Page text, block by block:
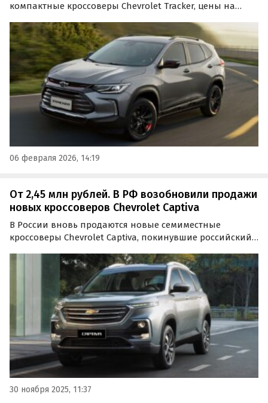
компактные кроссоверы Chevrolet Tracker, цены на
компания из Владивостока предлагает доставить такой
паркетник всего за 1 650 000 рублей, сообщают…
06 февраля 2026, 14:19
От 2,45 млн рублей. В РФ возобновили продажи
новых кроссоверов Chevrolet Captiva
В России вновь продаются новые семиместные
кроссоверы Chevrolet Captiva, покинувшие российский
наличия, так и под заказ, а цены на одном из сайтов
объявлений стартуют от 2 450 000 рублей, сообщает…
30 ноября 2025, 11:37